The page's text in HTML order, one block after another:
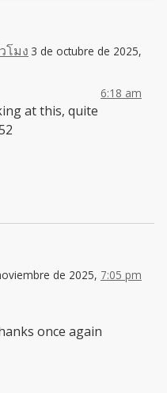
โมง 3 de octubre de 2025,
6:18 am
at this, quite
de 2025, 7:05 pm
once again